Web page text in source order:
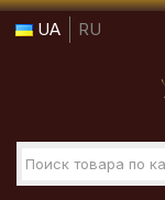
UA RU